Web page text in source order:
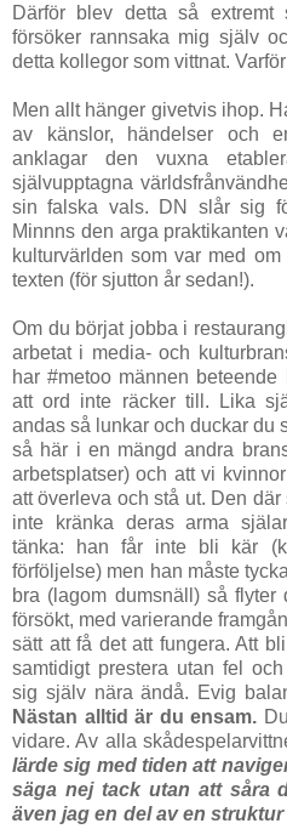
Därför blev detta så extremt
försöker rannsaka mig själv
detta kollegor som vittnat.
Men allt hänger givetvis ihop.
av känslor, händelser och
anklagar den vuxna
självupptagna
sin falska vals. DN slår sig
Minnns den arga praktikanten
kulturvärlden som var med om
texten (för sjutton år sedan!).
Om du börjat jobba i
arbetat i media- och
har #metoo männen
att ord inte räcker till. Lika
andas så lunkar och duckar du
så här i en mängd andra
arbetsplatser) och att vi
att överleva och stå ut. Den
inte kränka deras arma
tänka: han får inte bli kär
förföljelse) men han måste
bra (lagom dumsnäll) så
försökt, med varierande
sätt att få det att fungera. Att
samtidigt prestera utan fel
sig själv nära ändå. Evig
Nästan alltid är du ensam.
vidare. Av alla
lärde sig med tiden att
säga nej tack utan att såra
även jag en del av en